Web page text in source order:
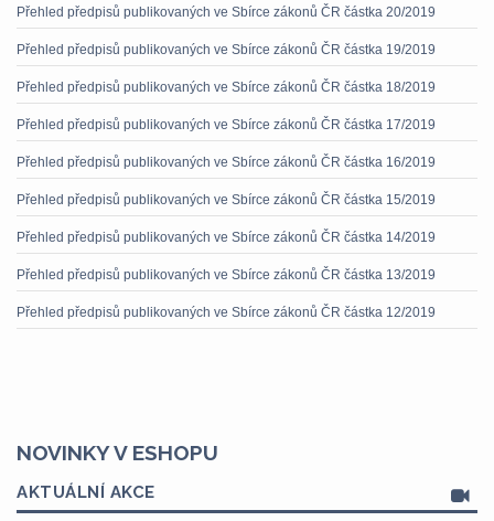
Přehled předpisů publikovaných ve Sbírce zákonů ČR částka 20/2019
Přehled předpisů publikovaných ve Sbírce zákonů ČR částka 19/2019
Přehled předpisů publikovaných ve Sbírce zákonů ČR částka 18/2019
Přehled předpisů publikovaných ve Sbírce zákonů ČR částka 17/2019
Přehled předpisů publikovaných ve Sbírce zákonů ČR částka 16/2019
Přehled předpisů publikovaných ve Sbírce zákonů ČR částka 15/2019
Přehled předpisů publikovaných ve Sbírce zákonů ČR částka 14/2019
Přehled předpisů publikovaných ve Sbírce zákonů ČR částka 13/2019
Přehled předpisů publikovaných ve Sbírce zákonů ČR částka 12/2019
NOVINKY V ESHOPU
AKTUÁLNÍ AKCE